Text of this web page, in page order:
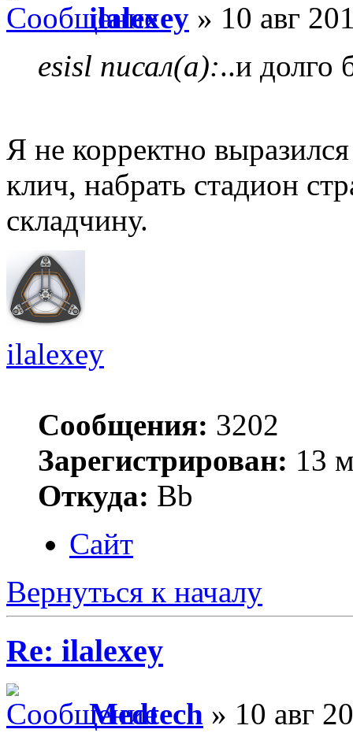
ilalexey » 10 авг
esisl писал(а):..и долго
Я не корректно
клич, набрать стадион
складчину.
ilalexey
Сообщения: 3202
Зарегистрирован: 13
Откуда: Bb
Сайт
Вернуться к началу
Re: ilalexey
Medtech » 10 авг